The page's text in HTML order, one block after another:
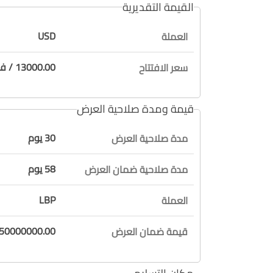
القيمة التقديرية
العملة
USD
سعر الافتتاح
13000.00 / فقط ثلاثة عشر ألف دولار لا غير
قيمة ومدة صلاحية العرض
مدة صلاحية العرض
30 يوم
مدة صلاحية ضمان العرض
58 يوم
العملة
LBP
قيمة ضمان العرض
50000000.00 / فقط خمسون مليون ليرة لا